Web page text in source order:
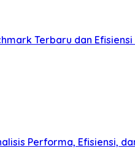
Terbaru dan Efisiensi
Performa, Efisiensi,